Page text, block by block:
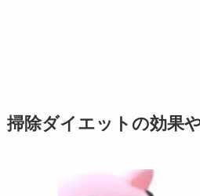
掃除ダイエットの効果